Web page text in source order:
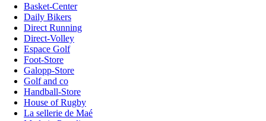
Basket-Center
Daily Bikers
Direct Running
Direct-Volley
Espace Golf
Foot-Store
Galopp-Store
Golf and co
Handball-Store
House of Rugby
La sellerie de Maé